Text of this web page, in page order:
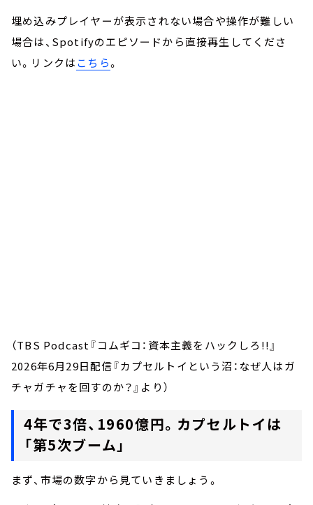
埋め込みプレイヤーが表示されない場合や操作が難しい
場合は、Spotifyのエピソードから直接再生してくださ
い。リンクはこちら。
（TBS Podcast『コムギコ：資本主義をハックしろ!!』
2026年6月29日配信『カプセルトイという沼：なぜ人はガ
チャガチャを回すのか？』より）
4年で3倍、1960億円。カプセルトイは
「第5次ブーム」
まず、市場の数字から見ていきましょう。